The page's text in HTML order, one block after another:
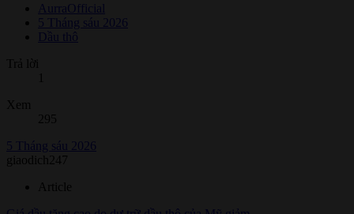
AurraOfficial
5 Tháng sáu 2026
Dầu thô
Trả lời
Xem
295
5 Tháng sáu 2026
giaodich247
Article